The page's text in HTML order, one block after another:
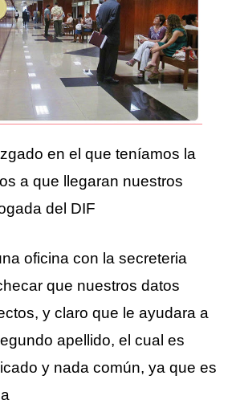
en el que teníamos la
a que llegaran nuestros
del DIF
oficina con la secreteria
que nuestros datos
y claro que le ayudara a
apellido, el cual es
y nada común, ya que es